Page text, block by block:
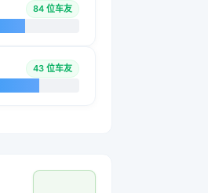
84 位车友
43 位车友